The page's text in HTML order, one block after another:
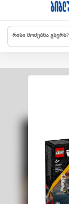
რისი მოძებნა გსურს?